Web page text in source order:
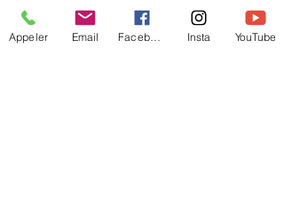
Appeler Email Insta YouTube